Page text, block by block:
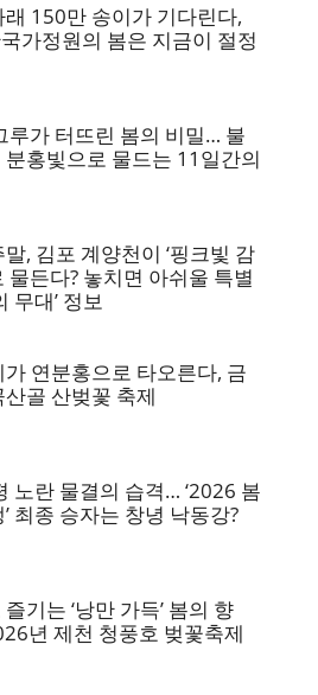
래 150만 송이가 기다린다,
가정원의 봄은 지금이 절정
루가 터뜨린 봄의 비밀… 불
분홍빛으로 물드는 11일간의
, 김포 계양천이 ‘핑크빛 감
물든다? 놓치면 아쉬울 특별
무대’ 정보
연분홍으로 타오른다, 금
골 산벚꽃 축제
노란 물결의 습격… ‘2026 봄
최종 승자는 창녕 낙동강?
기는 ‘낭만 가득’ 봄의 향
년 제천 청풍호 벚꽃축제